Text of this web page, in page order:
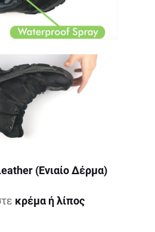
(Ενιαίο Δέρμα)
κρέμα ή λίπος